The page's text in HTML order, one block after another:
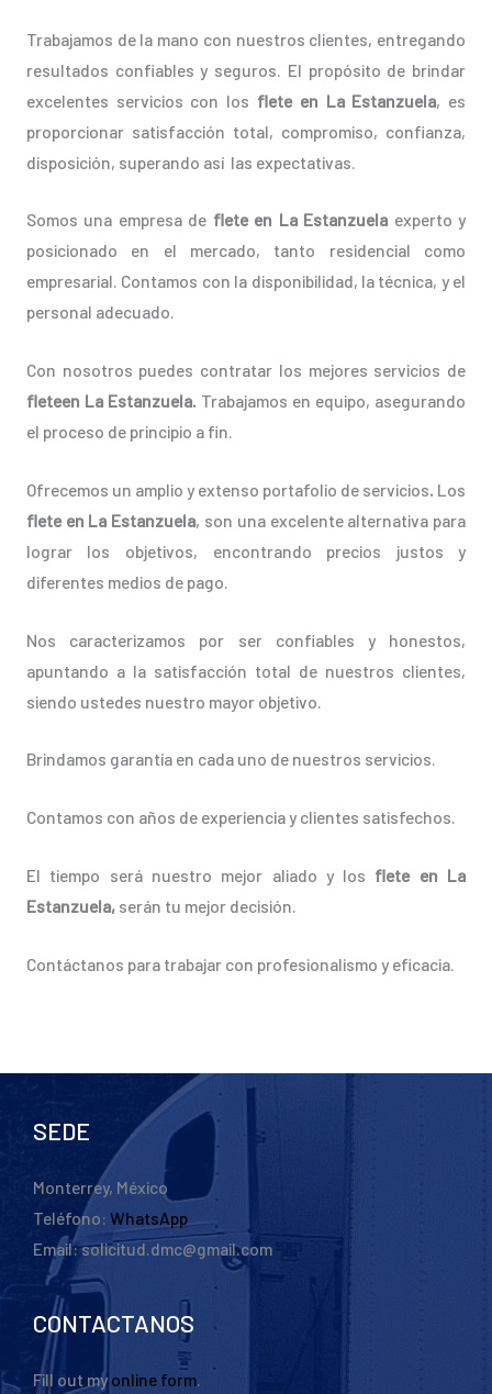
Trabajamos de la mano con nuestros clientes, entregando
resultados confiables y seguros. El propósito de brindar
excelentes servicios con los flete en La Estanzuela, es
proporcionar satisfacción total, compromiso, confianza,
disposición, superando así las expectativas.
Somos una empresa de flete en La Estanzuela experto y
posicionado en el mercado, tanto residencial como
empresarial. Contamos con la disponibilidad, la técnica, y el
personal adecuado.
Con nosotros puedes contratar los mejores servicios de
fleteen La Estanzuela. Trabajamos en equipo, asegurando
el proceso de principio a fin.
Ofrecemos un amplio y extenso portafolio de servicios. Los
flete en La Estanzuela, son una excelente alternativa para
lograr los objetivos, encontrando precios justos y
diferentes medios de pago.
Nos caracterizamos por ser confiables y honestos,
apuntando a la satisfacción total de nuestros clientes,
siendo ustedes nuestro mayor objetivo.
Brindamos garantía en cada uno de nuestros servicios.
Contamos con años de experiencia y clientes satisfechos.
El tiempo será nuestro mejor aliado y los flete en La
Estanzuela, serán tu mejor decisión.
Contáctanos para trabajar con profesionalismo y eficacia.
SEDE
Monterrey, México
Teléfono: WhatsApp
Email: solicitud.dmc@gmail.com
CONTACTANOS
Fill out my online form.